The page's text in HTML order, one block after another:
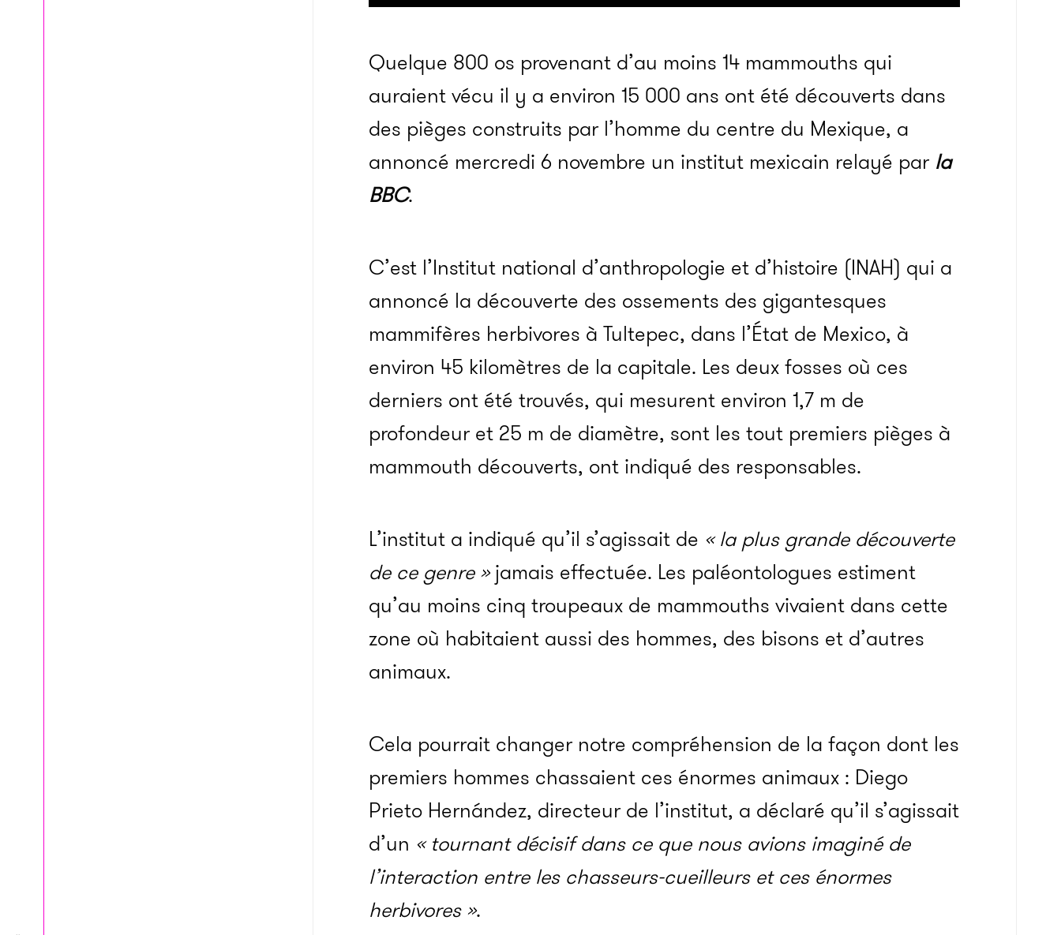
Quelque 800 os provenant d’au moins 14 mammouths qui
auraient vécu il y a environ 15 000 ans ont été découverts dans
des pièges construits par l’homme du centre du Mexique, a
annoncé mercredi 6 novembre un institut mexicain relayé par la
BBC.
C’est l’Institut national d’anthropologie et d’histoire (INAH) qui a
annoncé la découverte des ossements des gigantesques
mammifères herbivores à Tultepec, dans l’État de Mexico, à
environ 45 kilomètres de la capitale. Les deux fosses où ces
derniers ont été trouvés, qui mesurent environ 1,7 m de
profondeur et 25 m de diamètre, sont les tout premiers pièges à
mammouth découverts, ont indiqué des responsables.
L’institut a indiqué qu’il s’agissait de « la plus grande découverte
de ce genre »jamais effectuée. Les paléontologues estiment
qu’au moins cinq troupeaux de mammouths vivaient dans cette
zone où habitaient aussi des hommes, des bisons et d’autres
animaux.
Cela pourrait changer notre compréhension de la façon dont les
premiers hommes chassaient ces énormes animaux : Diego
Prieto Hernández, directeur de l’institut, a déclaré qu’il s’agissait
d’un « tournant décisif dans ce que nous avions imaginé de
l’interaction entre les chasseurs-cueilleurs et ces énormes
herbivores ».